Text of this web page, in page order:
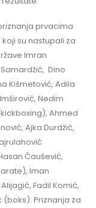
prvacima
su nastupali za
Imran
Dino
Kišmetović, Adila
Nedim
Ahmed
Ajka Durdžić,
Čaušević,
Iman
Fadil Komić,
Priznanja za